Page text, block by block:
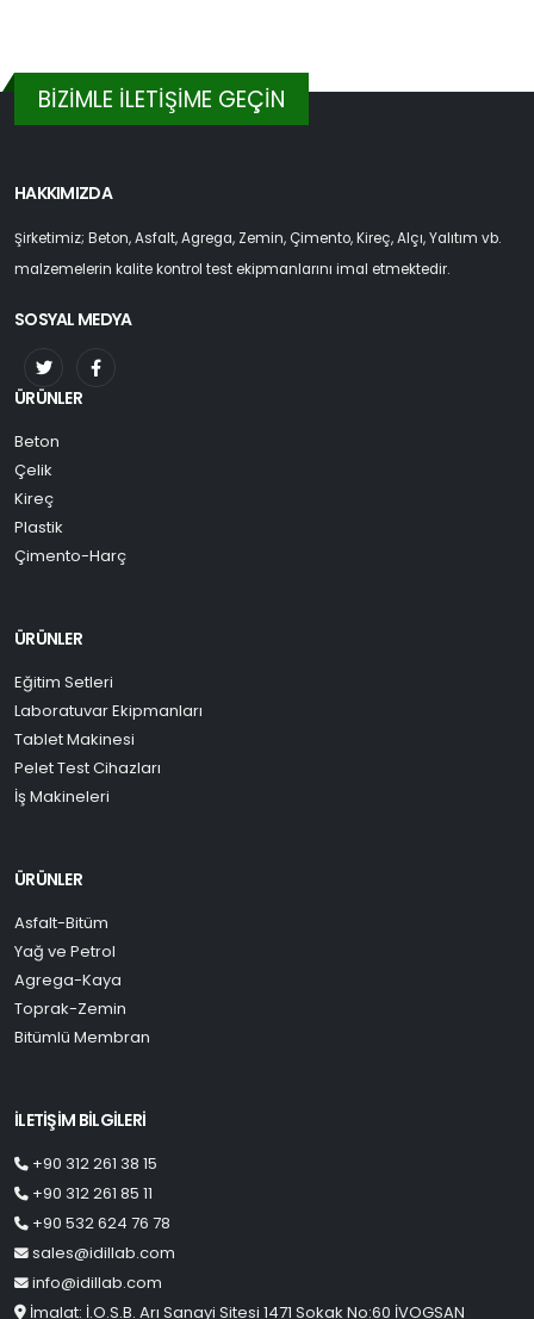
BİZİMLE İLETİŞİME GEÇİN
HAKKIMIZDA
Şirketimiz; Beton, Asfalt, Agrega, Zemin, Çimento, Kireç, Alçı, Yalıtım vb.
malzemelerin kalite kontrol test ekipmanlarını imal etmektedir.
SOSYAL MEDYA
ÜRÜNLER
Beton
Çelik
Kireç
Plastik
Çimento-Harç
ÜRÜNLER
Eğitim Setleri
Laboratuvar Ekipmanları
Tablet Makinesi
Pelet Test Cihazları
İş Makineleri
ÜRÜNLER
Asfalt-Bitüm
Yağ ve Petrol
Agrega-Kaya
Toprak-Zemin
Bitümlü Membran
İLETİŞİM BİLGİLERİ
+90 312 261 38 15
+90 312 261 85 11
+90 532 624 76 78
sales@idillab.com
info@idillab.com
İmalat: İ.O.S.B. Arı Sanayi Sitesi 1471 Sokak No:60 İVOGSAN